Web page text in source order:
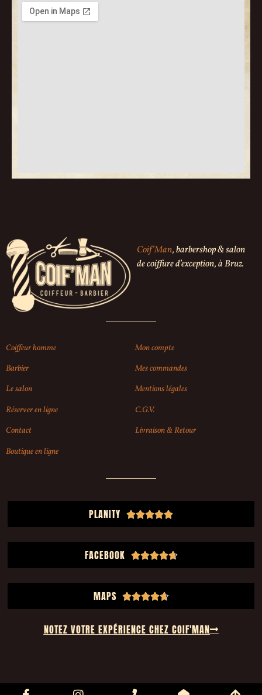
Coif’Man, barbershop & salon
de coiffure d’exception, à Bruz.
Coiffeur homme
Barbier
Le salon
Réserver en ligne
Contact
Boutique en ligne
Mon compte
Mes commandes
Mentions légales
C.G.V.
Livraison & Retour
PLANITY 
FACEBOOK 
MAPS 
NOTEZ VOTRE EXPÉRIENCE CHEZ COIF'MAN